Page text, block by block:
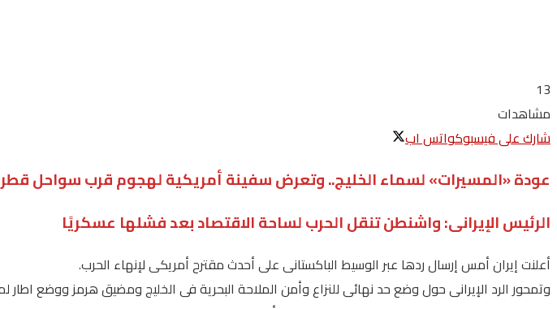
13
مشاهدات
شارك على فيسبوكواتس اب
عودة «المسيرات» لسماء الخليج.. وتعرض سفينة أمريكية لهجوم قرب سواحل قطر
الرئيس الإيرانى: واشنطن تنقل الحرب لساحة الاقتصاد بعد فشلها عسكريًا
أعلنت‭ ‬إيران‭ ‬أمس‭ ‬إرسال‭ ‬ردها‭ ‬عبر‭ ‬الوسيط‭ ‬الباكستانى‭ ‬على‭ ‬أحدث‭ ‬مقترح‭ ‬أمريكى‭ ‬لإنهاء‭ ‬الحرب‭.‬
وتمحور‭ ‬الرد‭ ‬الإيرانى‭ ‬حول‭ ‬وضع‭ ‬حد‭ ‬نهائى‭ ‬للنزاع‭ ‬وأمن‭ ‬الملاحة‭ ‬البحرية‭ ‬فى‭ ‬الخليج‭ ‬ومضيق‭ ‬هرمز‭ ‬ووضع‭ ‬اطار‭ ‬لمحادثات‭ ‬لاحقة‭ ‬بشأن‭ ‬البرنامج‭ ‬النووى‭.‬